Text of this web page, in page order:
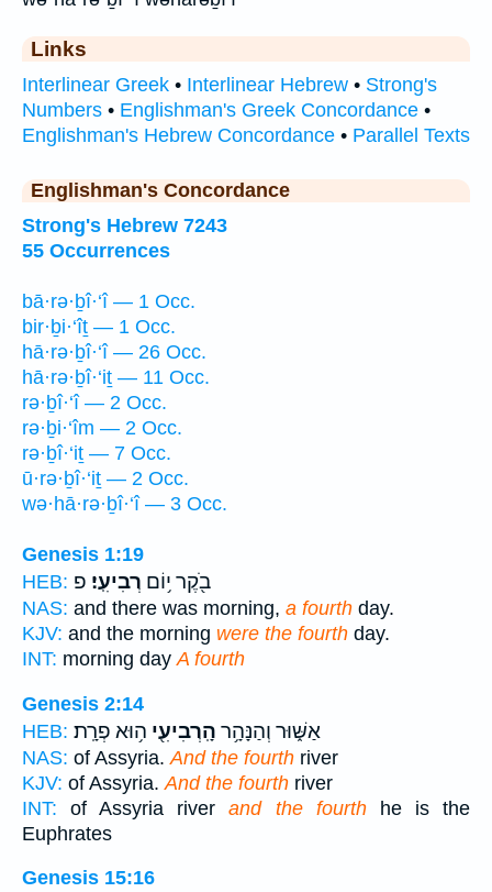
Links
Interlinear Greek • Interlinear Hebrew • Strong's
Numbers • Englishman's Greek Concordance •
Englishman's Hebrew Concordance • Parallel Texts
Englishman's Concordance
Strong's Hebrew 7243
55 Occurrences
bā·rə·ḇî·‘î — 1 Occ.
bir·ḇi·‘îṯ — 1 Occ.
hā·rə·ḇî·‘î — 26 Occ.
hā·rə·ḇî·‘iṯ — 11 Occ.
rə·ḇî·‘î — 2 Occ.
rə·ḇi·‘îm — 2 Occ.
rə·ḇî·‘iṯ — 7 Occ.
ū·rə·ḇî·‘iṯ — 2 Occ.
wə·hā·rə·ḇî·‘î — 3 Occ.
Genesis 1:19
HEB:
בֹ֖קֶר י֥וֹם רְבִיעִֽי׃ פ
NAS: and there was morning, a fourth day.
KJV: and the morning were the fourth day.
INT: morning dayA fourth
Genesis 2:14
HEB:
אַשּׁ֑וּר וְהַנָּהָ֥ר הָֽרְבִיעִ֖י ה֥וּא פְרָֽת׃
NAS: of Assyria. And the fourth river
KJV: of Assyria. And the fourth river
INT: of Assyria riverand the fourthhe is the
Euphrates
Genesis 15:16